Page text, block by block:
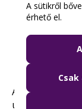
kiállított,
Az említett
utolsó oldalán
A sütikről
érhető el.